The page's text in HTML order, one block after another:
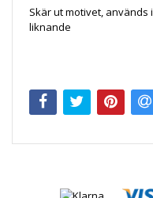
Skär ut motivet,
liknande